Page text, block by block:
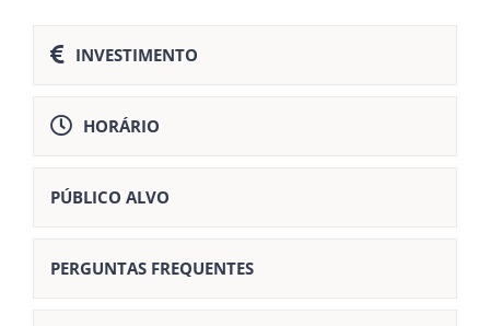
INVESTIMENTO
HORÁRIO
PÚBLICO ALVO
PERGUNTAS FREQUENTES